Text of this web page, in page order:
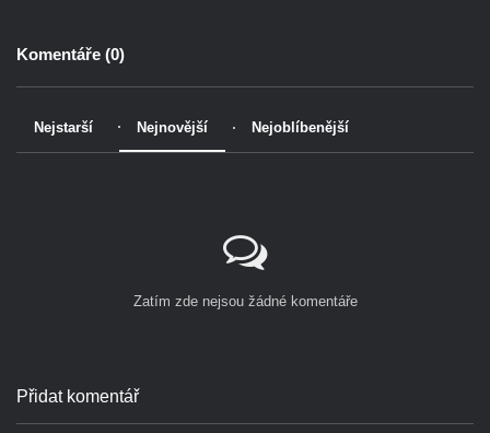
Komentáře (0)
Nejstarší Nejnovější Nejoblíbenější
Zatím zde nejsou žádné komentáře
Přidat komentář